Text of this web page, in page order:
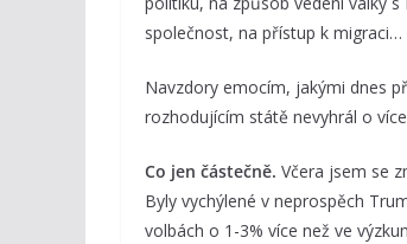
společnost, na přístup k
Navzdory emocím, jakými dnes
rozhodujícím státě nevyhrál o
Co jen částečně. Včera jsem se
Byly vychýlené v neprospěch
volbách o 1-3% více než ve